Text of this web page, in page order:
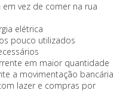
vez de comer na rua
elétrica
pouco utilizados
em maior quantidade
a movimentação bancária
lazer e compras por